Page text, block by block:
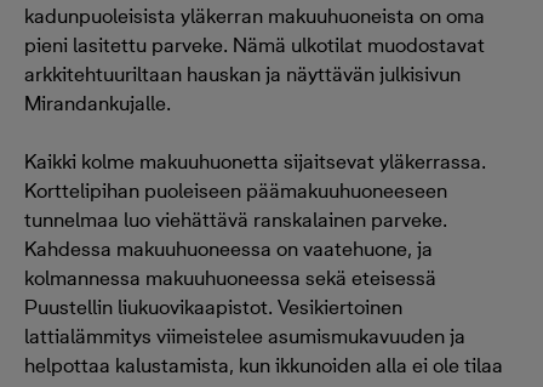
kadunpuoleisista yläkerran makuuhuoneista on oma
pieni lasitettu parveke. Nämä ulkotilat muodostavat
arkkitehtuuriltaan hauskan ja näyttävän julkisivun
Mirandankujalle.
Kaikki kolme makuuhuonetta sijaitsevat yläkerrassa.
Korttelipihan puoleiseen päämakuuhuoneeseen
tunnelmaa luo viehättävä ranskalainen parveke.
Kahdessa makuuhuoneessa on vaatehuone, ja
kolmannessa makuuhuoneessa sekä eteisessä
Puustellin liukuovikaapistot. Vesikiertoinen
lattialämmitys viimeistelee asumismukavuuden ja
helpottaa kalustamista, kun ikkunoiden alla ei ole tilaa